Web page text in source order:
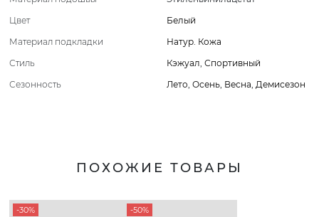
Цвет
Белый
Материал подкладки
Натур. Кожа
Стиль
Кэжуал, Спортивный
Сезонность
Лето, Осень, Весна, Демисезон
ПОХОЖИЕ ТОВАРЫ
-30% -50%